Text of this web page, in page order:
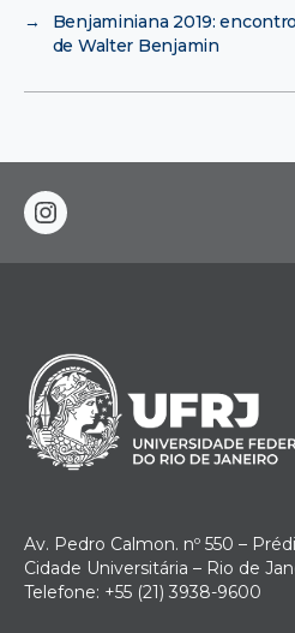
→
Benjaminiana 2019:
de Walter Benjamin
instagram
Av. Pedro Calmon. nº 550 –
Cidade Universitária – Rio de
Telefone: +55 (21) 3938-9600